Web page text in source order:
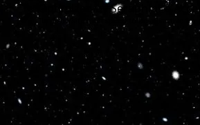
Optimized by Seraphinite
Turns on site high speed to be attractive for